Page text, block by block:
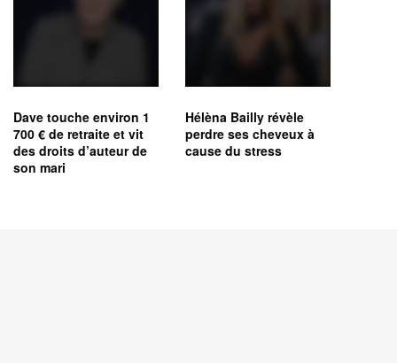
Dave touche environ 1
700 € de retraite et vit
des droits d’auteur de
son mari
Hélèna Bailly révèle
perdre ses cheveux à
cause du stress